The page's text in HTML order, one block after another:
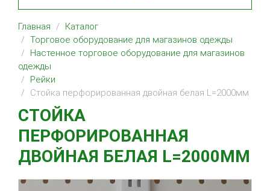
Главная
Каталог
Торговое оборудование для магазинов одежды
Настенное торговое оборудование для магазинов
одежды
Рейки
Стойка перфорированная двойная белая L=2000мм
СТОЙКА
ПЕРФОРИРОВАННАЯ
ДВОЙНАЯ БЕЛАЯ L=2000ММ